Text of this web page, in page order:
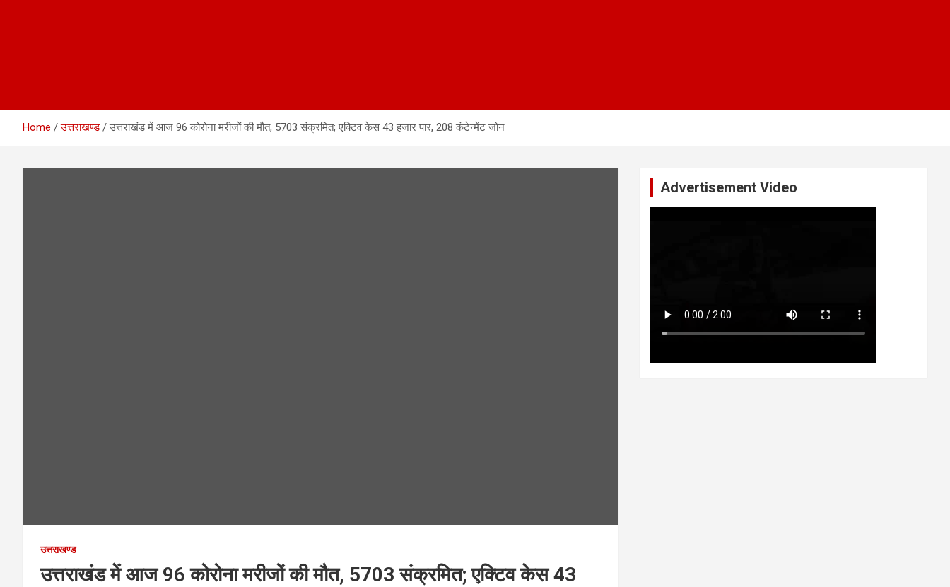
Home उत्तराखण्ड उत्तराखंड में आज 96 कोरोना मरीजों की मौत, 5703 संक्रमित; एक्टिव केस 43 हजार पार, 208 कंटेन्मेंट जोन
उत्तराखण्ड
उत्तराखंड में आज 96 कोरोना मरीजों की मौत, 5703 संक्रमित; एक्टिव केस 43
Advertisement Video